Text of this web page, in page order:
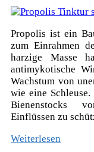
Propolis ist ein
zum Einrahmen
harzige Masse
antimykotische
Wachstum von
wie eine
Bienenstocks
Einflüssen zu
Weiterlesen